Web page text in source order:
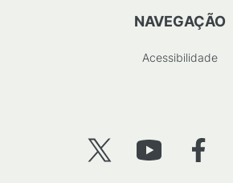
NAVEGAÇÃO
Acessibilidade